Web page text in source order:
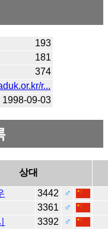
193
181
374
r...
1998-09-03
상대
3442
♂
3361
♂
3392
♂